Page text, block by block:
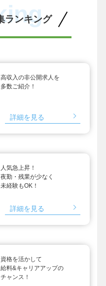
ランキング
高収入の非公開求人を
多数ご紹介！
詳細を見る
人気急上昇！
夜勤・残業が少なく
未経験もOK！
詳細を見る
資格を活かして
給料&キャリアアップの
チャンス！